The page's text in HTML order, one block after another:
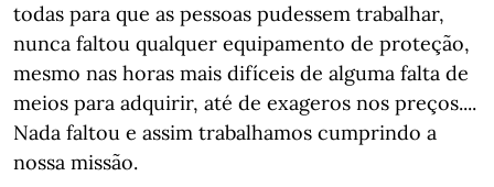
todas para que as pessoas pudessem trabalhar,
nunca faltou qualquer equipamento de proteção,
mesmo nas horas mais difíceis de alguma falta de
meios para adquirir, até de exageros nos preços....
Nada faltou e assim trabalhamos cumprindo a
nossa missão.